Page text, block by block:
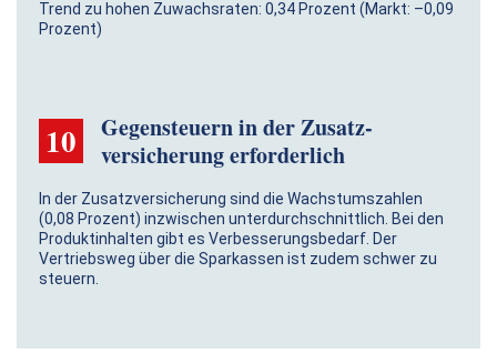
Trend zu hohen Zuwachsraten: 0,34 Prozent (Markt: –0,09
Prozent)
10
Gegensteuern in der Zusatz­
versicherung erforderlich
In der Zusatzversicherung sind die Wachstums­zahlen
(0,08 Prozent) inzwischen unterdurch­schnittlich. Bei den
Produktinhalten gibt es Verbesserungsbedarf. Der
Vertriebsweg über die Sparkassen ist zudem schwer zu
steuern.